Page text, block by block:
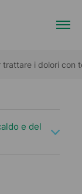
trattare i dolori con
e del